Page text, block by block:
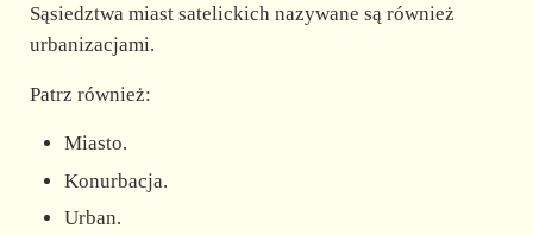
Sąsiedztwa miast satelickich nazywane są również
urbanizacjami.
Patrz również:
Miasto.
Konurbacja.
Urban.